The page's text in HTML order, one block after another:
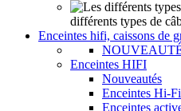
différents types de
Enceintes hifi, caissons de
Enceintes HIFI
Nouveautés
Enceintes Hi-Fi
Enceintes